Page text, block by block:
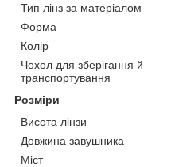
Тип лінз за матеріалом
Форма
Колір
Чохол для зберігання й
транспортування
Розміри
Висота лінзи
Довжина завушника
Міст